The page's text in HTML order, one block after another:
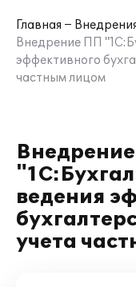
Главная
Внедрение ПП
эффективного
частным лицом
ведения
учета